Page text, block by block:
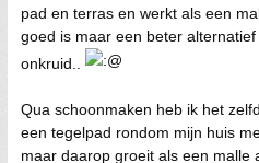
pad en terras en werkt als een
goed is maar een beter
onkruid..
Qua schoonmaken heb ik het
een tegelpad rondom mijn huis
maar daarop groeit als een malle